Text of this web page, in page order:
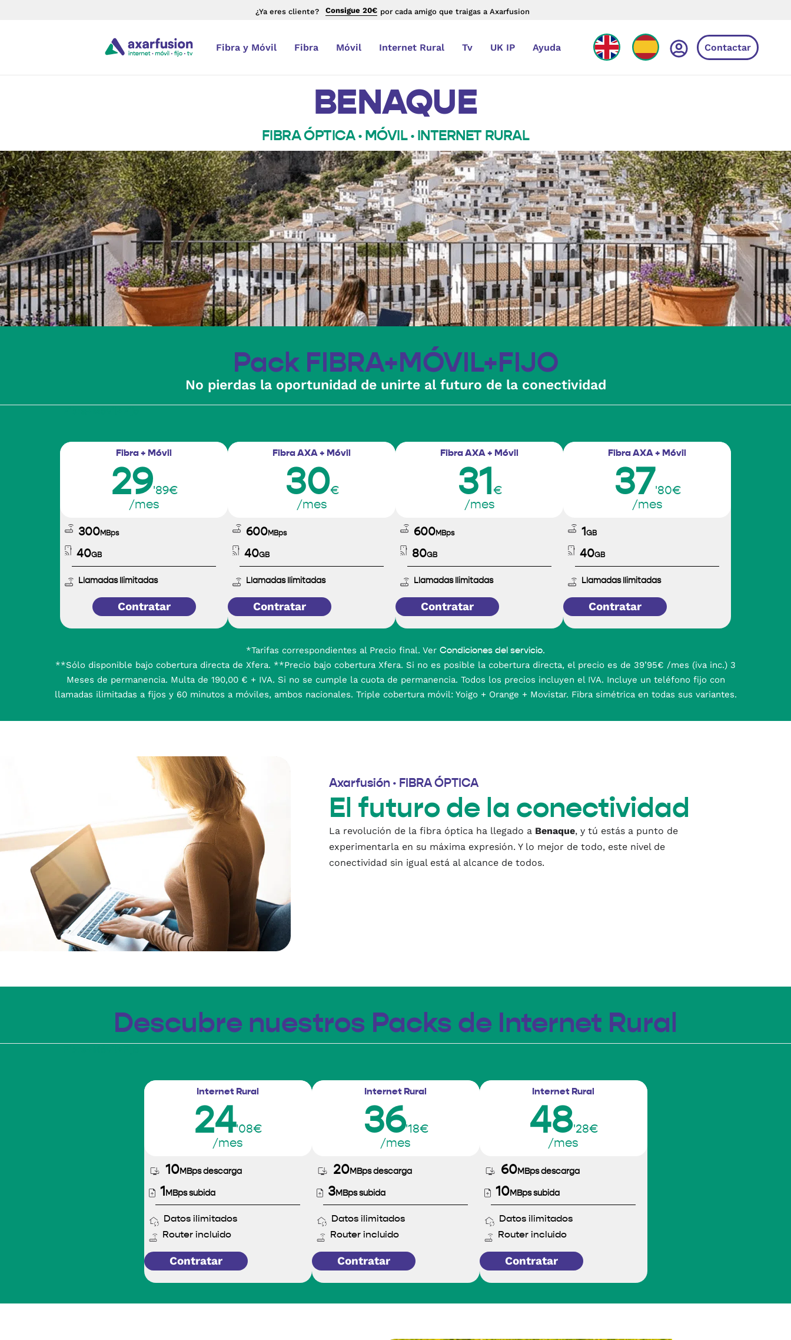
¿Ya eres cliente? Consigue 20€ por cada amigo que traigas a Axarfusion
Fibra y Móvil Fibra Móvil Internet Rural Tv UK IP Ayuda Contactar
BENAQUE
FIBRA ÓPTICA · MÓVIL · INTERNET RURAL
Pack FIBRA+MÓVIL+FIJO
No pierdas la oportunidad de unirte al futuro de la conectividad
Fibra + Móvil
29'89€
/mes
300MBps
40GB
Llamadas Ilimitadas
Contratar
Fibra AXA + Móvil
30€
/mes
600MBps
40GB
Llamadas Ilimitadas
Contratar
Fibra AXA + Móvil
31 €
/mes
600MBps
80GB
Llamadas Ilimitadas
Contratar
Fibra AXA + Móvil
37'80€
/mes
1 GB
40GB
Llamadas Ilimitadas
Contratar
*Tarifas correspondientes al Precio final. Ver Condiciones del servicio.
**Sólo disponible bajo cobertura directa de Xfera. **Precio bajo cobertura Xfera. Si no es posible la cobertura directa, el precio es de 39’95€ /mes (iva inc.) 3
Meses de permanencia. Multa de 190,00 € + IVA. Si no se cumple la cuota de permanencia. Todos los precios incluyen el IVA. Incluye un teléfono fijo con
llamadas ilimitadas a fijos y 60 minutos a móviles, ambos nacionales. Triple cobertura móvil: Yoigo + Orange + Movistar. Fibra simétrica en todas sus variantes.
Axarfusión · FIBRA ÓPTICA
El futuro de la conectividad
La revolución de la fibra óptica ha llegado a Benaque, y tú estás a punto de
experimentarla en su máxima expresión. Y lo mejor de todo, este nivel de
conectividad sin igual está al alcance de todos.
Descubre nuestros Packs de Internet Rural
Internet Rural
24'08€
/mes
10MBps descarga
1 MBps subida
Datos ilimitados
Router incluido
Contratar
Internet Rural
36'18€
/mes
20MBps descarga
3MBps subida
Datos ilimitados
Router incluido
Contratar
Internet Rural
48'28€
/mes
60MBps descarga
10MBps subida
Datos ilimitados
Router incluido
Contratar